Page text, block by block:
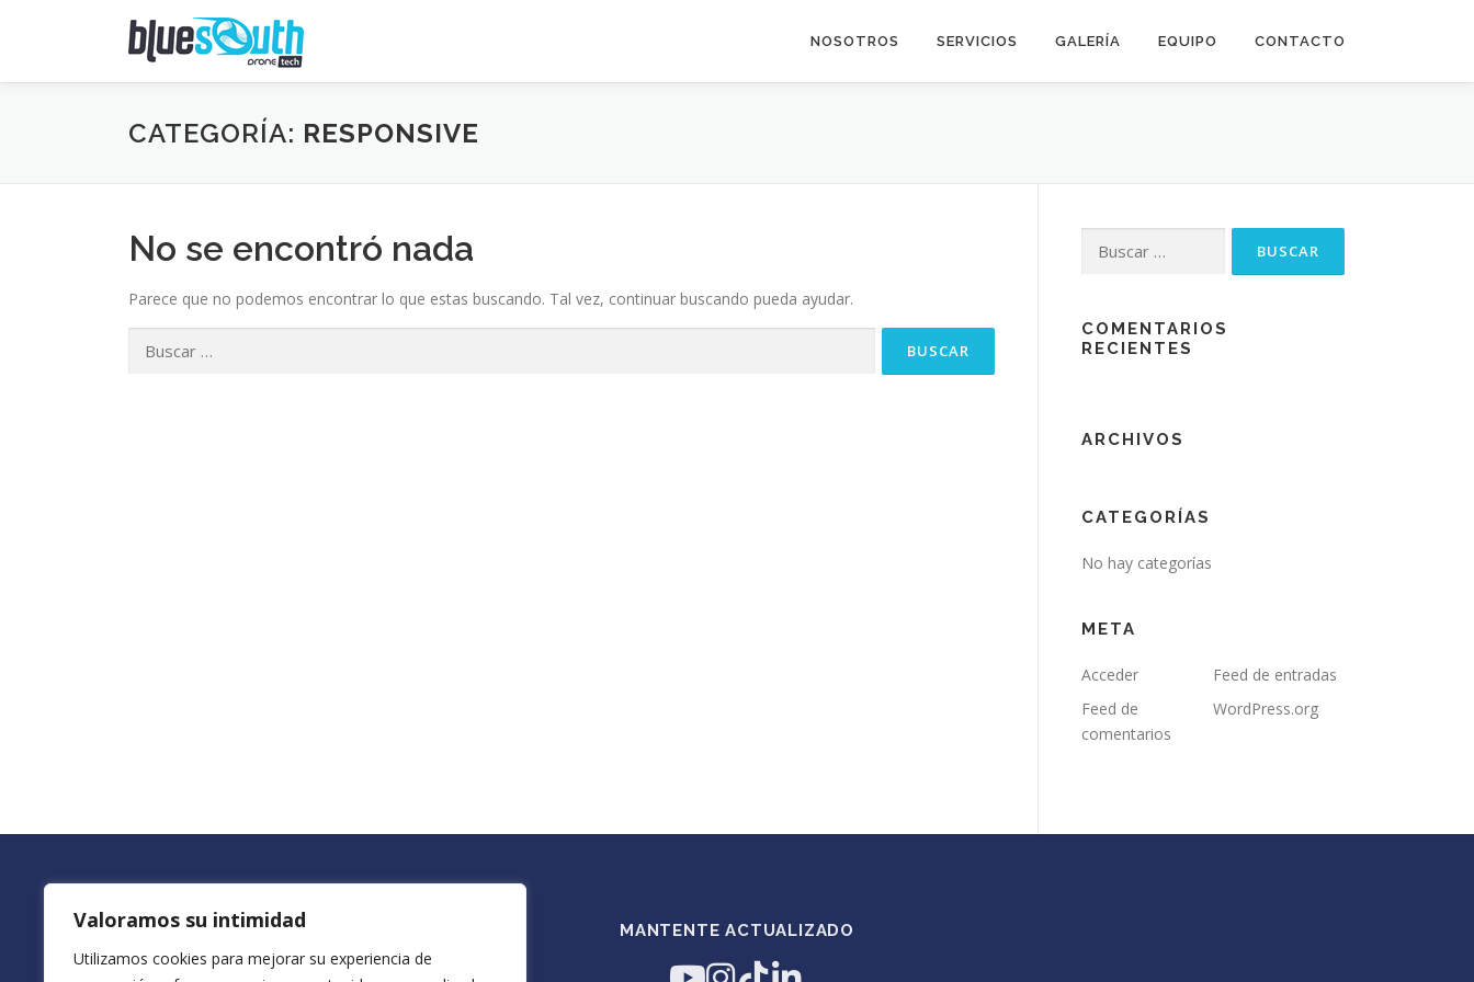
Valoramos su intimidad
Utilizamos cookies para mejorar su experiencia de
NOSOTROS SERVICIOS GALERÍA EQUIPO CONTACTO
CATEGORÍA: RESPONSIVE
No se encontró nada
Parece que no podemos encontrar lo que estas buscando. Tal vez, continuar buscando pueda ayudar.
COMENTARIOS
RECIENTES
ARCHIVOS
CATEGORÍAS
No hay categorías
META
Acceder
Feed de entradas
Feed de
comentarios
WordPress.org
MANTENTE ACTUALIZADO